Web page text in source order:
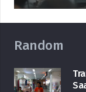
Random